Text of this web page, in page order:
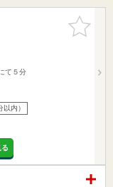
お気に入
りに追加
て５分
内）